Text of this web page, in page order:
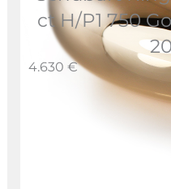
ct H/P1 750
4.630 €